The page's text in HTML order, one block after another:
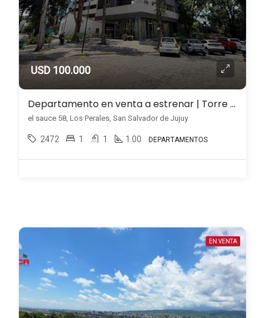
USD 100.000
Departamento en venta a estrenar | Torre MAB – Los Perales – 2do piso
el sauce 58, Los Perales, San Salvador de Jujuy
2472 1 1 1.00 DEPARTAMENTOS
EN VENTA